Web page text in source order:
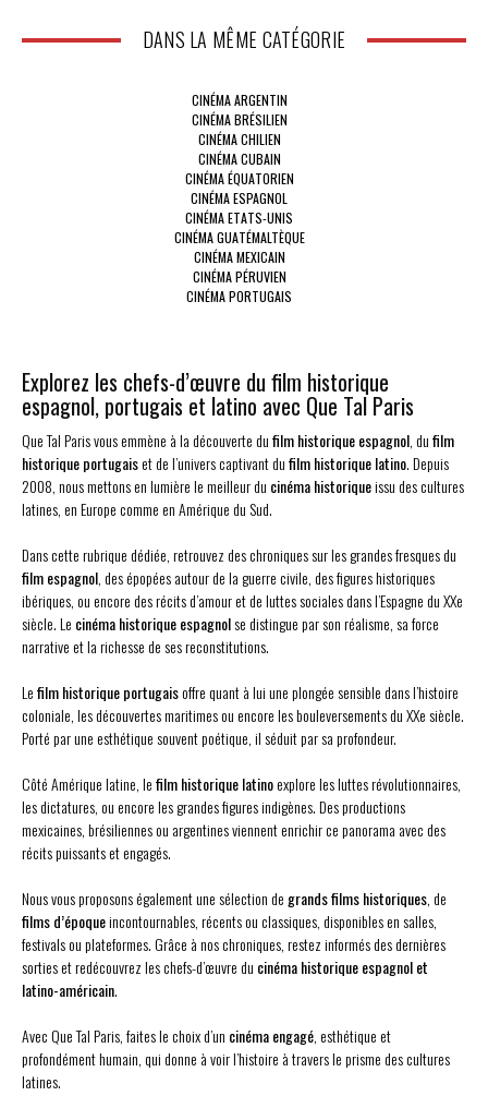
DANS LA MÊME CATÉGORIE
CINÉMA ARGENTIN
CINÉMA BRÉSILIEN
CINÉMA CHILIEN
CINÉMA CUBAIN
CINÉMA ÉQUATORIEN
CINÉMA ESPAGNOL
CINÉMA ETATS-UNIS
CINÉMA GUATÉMALTÈQUE
CINÉMA MEXICAIN
CINÉMA PÉRUVIEN
CINÉMA PORTUGAIS
Explorez les chefs-d’œuvre du film historique
espagnol, portugais et latino avec Que Tal Paris
Que Tal Paris vous emmène à la découverte dufilm historique espagnol, dufilm
historique portugaiset de l’univers captivant dufilm historique latino. Depuis
2008, nous mettons en lumière le meilleur du cinéma historiqueissu des cultures
latines, en Europe comme en Amérique du Sud.
Dans cette rubrique dédiée, retrouvez des chroniques sur les grandes fresques du
film espagnol, des épopées autour de la guerre civile, des figures historiques
ibériques, ou encore des récits d’amour et de luttes sociales dans l’Espagne du XXe
siècle. Le cinéma historique espagnolse distingue par son réalisme, sa force
narrative et la richesse de ses reconstitutions.
Lefilm historique portugaisoffre quant à lui une plongée sensible dans l’histoire
coloniale, les découvertes maritimes ou encore les bouleversements du XXe siècle.
Porté par une esthétique souvent poétique, il séduit par sa profondeur.
Côté Amérique latine, lefilm historique latinoexplore les luttes révolutionnaires,
les dictatures, ou encore les grandes figures indigènes. Des productions
mexicaines, brésiliennes ou argentines viennent enrichir ce panorama avec des
récits puissants et engagés.
Nous vous proposons également une sélection de grands films historiques, de
films d’époqueincontournables, récents ou classiques, disponibles en salles,
festivals ou plateformes. Grâce à nos chroniques, restez informés des dernières
sorties et redécouvrez les chefs-d’œuvre du cinéma historique espagnol et
latino-américain.
Avec Que Tal Paris, faites le choix d’un cinéma engagé, esthétique et
profondément humain, qui donne à voir l’histoire à travers le prisme des cultures
latines.